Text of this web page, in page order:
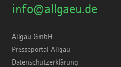
info@allgaeu.de
Allgäu GmbH
Presseportal Allgäu
Datenschutzerklärung